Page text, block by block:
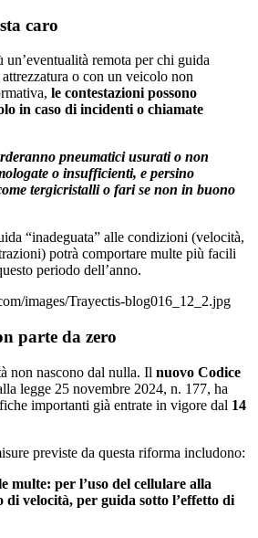
caro
remota per chi guida
o con un veicolo non
le contestazioni possono
in caso di incidenti o chiamate
pneumatici usurati o non
o insufficienti, e persino
tergicristalli o fari se non in buono
“inadeguata” alle condizioni (velocità,
potrà comportare multe più facili
periodo dell’anno.
parte da zero
non nascono dal nulla. Il nuovo Codice
legge 25 novembre 2024, n. 177, ha
importanti già entrate in vigore dal 14
previste da questa riforma includono:
multe: per l’uso del cellulare alla
di velocità, per guida sotto l’effetto di